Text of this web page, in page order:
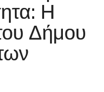
Η
Δήμου